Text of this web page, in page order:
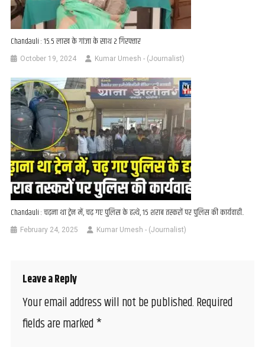
Chandauli : 15.5 लाख के गांजा के साथ 2 गिरफ्तार
October 19, 2024 Kumar Umesh - (Journalist)
Chandauli : चढ़ना था ट्रेन में, चढ़ गए पुलिस के हत्थे, 15 शराब तस्करों पर पुलिस की कार्यवाही..
February 24, 2025 Kumar Umesh - (Journalist)
Leave a Reply
Your email address will not be published.Required
fields are marked*